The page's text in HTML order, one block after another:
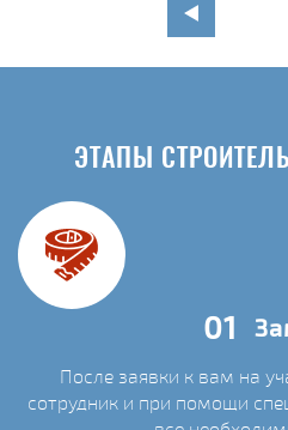
ЭТАПЫ
01
После заявки к вам на
сотрудник и при помощи